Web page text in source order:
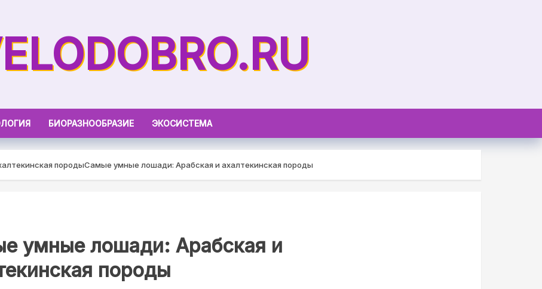
БИОРАЗНООБРАЗИЕ ЭКОСИСТЕМА
породыСамые умные лошади: Арабская и ахалтекинская породы
умные лошади: Арабская и
породы